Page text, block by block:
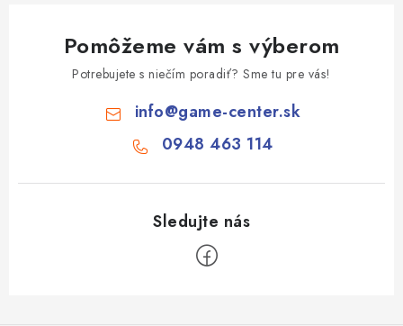
Pomôžeme vám s výberom
Potrebujete s niečím poradiť? Sme tu pre vás!
info@game-center.sk
0948 463 114